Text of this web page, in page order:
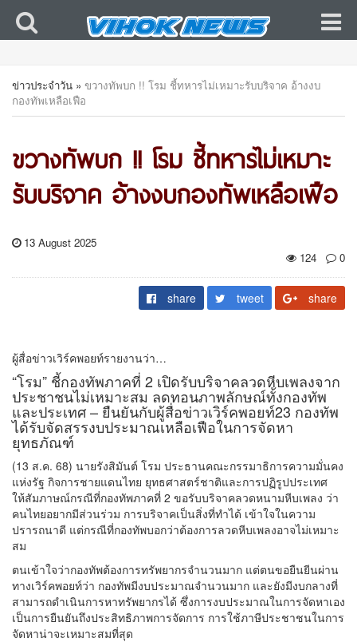
ข่าวประจำวัน » ขวางทัพบก !! โรม ชี้ทหารไม่เหมาะรับบริจาค อ้างงบ
กองทัพเหลือเฟือ
ขวางทัพบก !! โรม ชี้ทหารไม่เหมาะ
รับบริจาค อ้างงบกองทัพเหลือเฟือ
13 August 2025
124
0
share tweet share
ผู้สื่อข่าวเวิร์คพอยท์รายงานว่า…
“โรม” ชี้กองทัพภาคที่ 2 เปิดรับบริจาคลวดหีบเพลงจาก
ประชาชนไม่เหมาะสม ลดทอนภาพลักษณ์ทั้งกองทัพ
และประเทศ – ยืนยันกับผู้สื่อข่าวเวิร์คพอยท์23 กองทัพ
ได้รับจัดสรรงบประมาณเหลือเฟือในการจัดหา
ยุทธภัณฑ์
(13 ส.ค. 68) นายรังสิมันต์ โรม ประธานคณะกรรมาธิการความมั่นคง
แห่งรัฐ กิจการชายแดนไทย ยุทธศาสตร์ชาติและการปฏิรูปประเทศ
ให้สัมภาษณ์กรณีที่กองทัพภาคที่ 2 ขอรับบริจาคลวดหนามหีบเพลง ว่า
คนไทยอยากมีส่วนร่วม การบริจาคเป็นสิ่งที่ทำได้ เข้าใจในความ
ปรารถนาดี แต่กรณีที่กองทัพบอกว่าต้องการลวดหีบเพลงอาจไม่เหมาะ
สม
ตนเข้าใจว่ากองทัพต้องการทรัพยากรจำนวนมาก แต่ตนขอยืนยีนผ่าน
ทางเวิร์คพอยท์ว่า กองทัพมีงบประมาณจำนวนมาก และยังมีงบกลางที่
สามารถดำเนินการหาทรัพยากรได้ ซึ่งการงบประมาณในการจัดหาเอง
เป็นการยืนยันถึงประสิทธิภาพการจัดการ การใช้ภาษีประชาชนในการ
จัดหาน่าจะเหมาะสมที่สุด